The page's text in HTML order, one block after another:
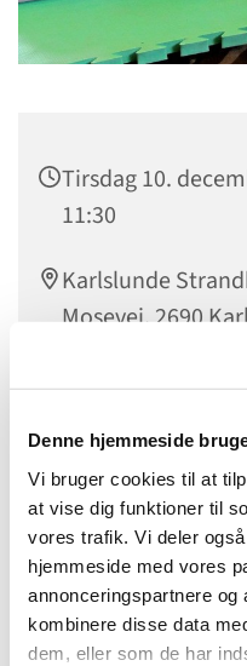
Denne hjemmeside
Vi bruger cookies til at
at vise dig funktioner til
vores trafik. Vi deler
hjemmeside med vores
annonceringspartnere og
kombinere disse data
dem, eller som de har
Tirsdag 10.
11:30
Karlslunde
Mosevej, 2690
Stine Øhrstrøm